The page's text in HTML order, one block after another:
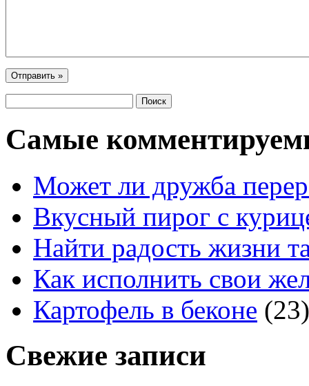
Самые
Может ли дружба
Вкусный пирог с
Найти радость жизни
Как исполнить свои
Картофель в беконе (23)
Свежие записи